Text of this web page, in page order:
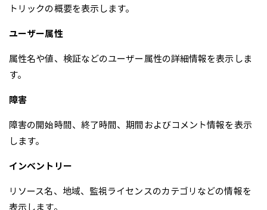
トリックの概要を表示します。
ユーザー属性
属性名や値、検証などのユーザー属性の詳細情報を表示しま
す。
障害
障害の開始時間、終了時間、期間およびコメント情報を表示
します。
インベントリー
リソース名、地域、監視ライセンスのカテゴリなどの情報を
表示します。